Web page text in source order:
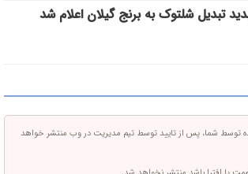
تبدیل شلتوک به برنج گیلان اعلام شد
توسط شما، پس از تایید توسط تیم مدیریت در وب منتشر خواهد